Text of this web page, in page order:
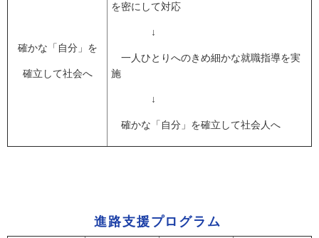
確かな「自分」を
確立して社会へ
を密にして対応
↓
一人ひとりへのきめ細かな就職指導を実
施
↓
確かな「自分」を確立して社会人へ
進路支援プログラム